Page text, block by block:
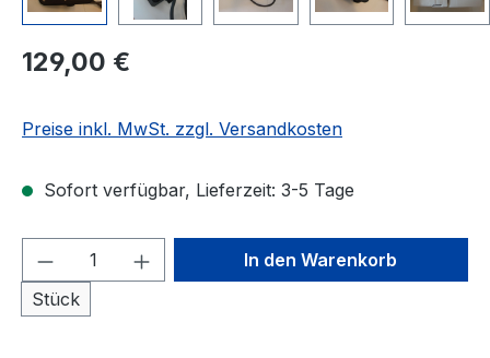
Regulärer Preis:
129,00 €
Preise inkl. MwSt. zzgl. Versandkosten
Sofort verfügbar, Lieferzeit: 3-5 Tage
Produkt Anzahl: Gib den
Stück
In den Warenkorb